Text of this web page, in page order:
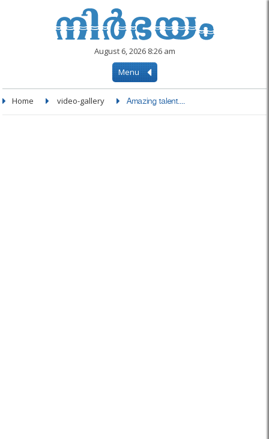
August 6, 2026 8:26 am
Menu
Home video-gallery Amazing talent....